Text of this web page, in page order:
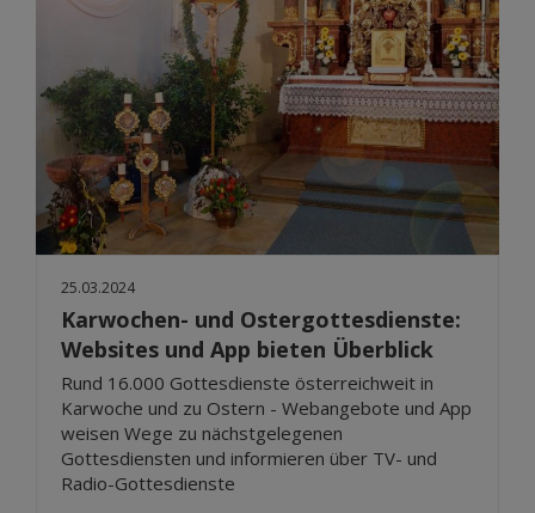
25.03.2024
Karwochen- und Ostergottesdienste:
Websites und App bieten Überblick
Rund 16.000 Gottesdienste österreichweit in
Karwoche und zu Ostern - Webangebote und App
weisen Wege zu nächstgelegenen
Gottesdiensten und informieren über TV- und
Radio-Gottesdienste